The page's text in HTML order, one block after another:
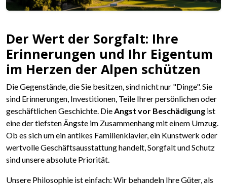
Der Wert der Sorgfalt: Ihre
Erinnerungen und Ihr Eigentum
im Herzen der Alpen schützen
Die Gegenstände, die Sie besitzen, sind nicht nur "Dinge". Sie
sind Erinnerungen, Investitionen, Teile Ihrer persönlichen oder
geschäftlichen Geschichte. DieAngst vor Beschädigung ist
eine der tiefsten Ängste im Zusammenhang mit einem Umzug.
Ob es sich um ein antikes Familienklavier, ein Kunstwerk oder
wertvolle Geschäftsausstattung handelt, Sorgfalt und Schutz
sind unsere absolute Priorität.
Unsere Philosophie ist einfach: Wir behandeln Ihre Güter, als